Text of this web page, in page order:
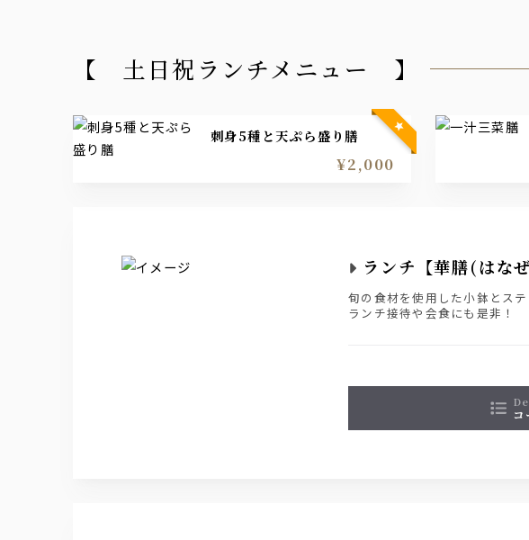
【 土日祝ランチメニュー 】
刺身5種と天ぷら盛り膳
¥2,000
ランチ【華膳(はな
旬の食材を使用した小鉢とス
ランチ接待や会食にも是非！